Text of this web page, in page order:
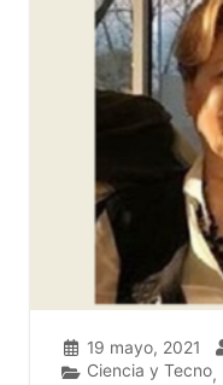
19 mayo, 2021
Ciencia y Tecno,